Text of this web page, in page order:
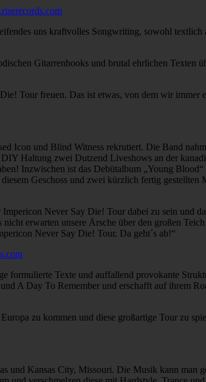
uns kraftvolles Songwriting, sowohl
Gitarrenhooks und brutal ehrlichen Texten
Tour freuen. Das ist etwas, von dem wir immer
Icon und Blind Witness rekrutiert. Die Band
Haltung zwei Dutzend Liveshows an der
Inzwischen ist das Debütalbum „Young
Geschoss und zwei kürzlich fertig gestellten
Never Say Die! Tour dabei zu sein und
erwarten unsere Ärsche über den großen
Never Say Die! Tour. Da geht´s ab!“
formulierte Texte und auffallend provokante
A Day To Remember und erschafft auf ihrem
zu kommen und diese großartige Tour zu
und Kansas City, Missouri. Die Musik kann man